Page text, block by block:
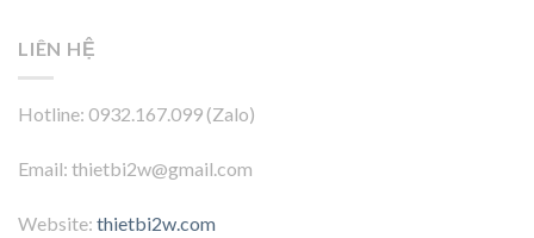
LIÊN HỆ
Hotline: 0932.167.099 (Zalo)
Email: thietbi2w@gmail.com
Website: thietbi2w.com